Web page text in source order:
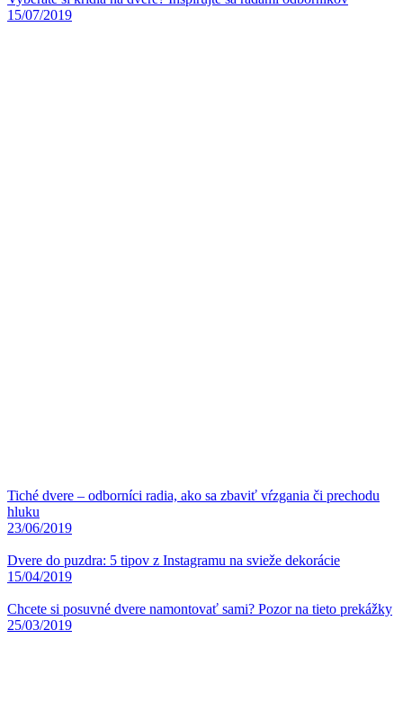
15/07/2019
Tiché dvere – odborníci radia, ako sa zbaviť vŕzgania či prechodu
hluku
23/06/2019
Dvere do puzdra: 5 tipov z Instagramu na svieže dekorácie
15/04/2019
Chcete si posuvné dvere namontovať sami? Pozor na tieto prekážky
25/03/2019